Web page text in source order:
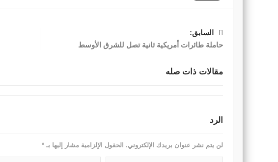
السابق:
حاملة طائرات أمريكية ثانية تصل للشرق الأوسط
مقالات ذات صله
الرد
لن يتم نشر عنوان بريدك الإلكتروني. الحقول الإلزامية مشار إليها بـ *